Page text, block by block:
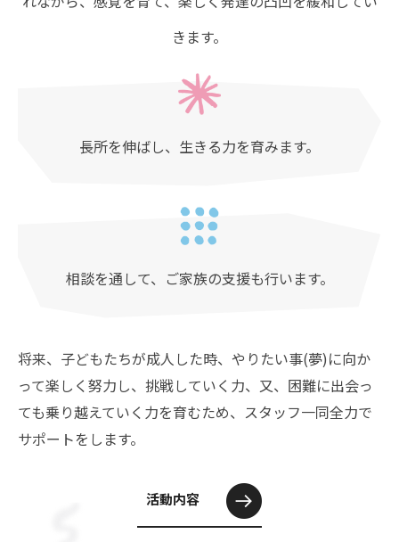
きます。
長所を伸ばし、生きる力を育みます。
相談を通して、ご家族の支援も行います。
将来、子どもたちが成人した時、やりたい事(夢)に向か
って楽しく努力し、 挑戦していく力、又、困難に出会っ
ても乗り越えていく力を育むため、スタッフ一同全力で
サポートをします。
活動内容